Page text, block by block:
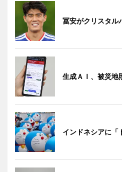
冨安がクリスタル
生成ＡＩ、被災
インドネシアに